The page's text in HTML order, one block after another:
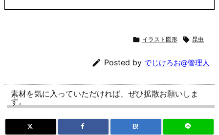
 イラスト図形  昆虫
 Posted by でじけろお@管理人
素材を気に入っていただければ、ぜひ拡散お願いしま
す。
B!